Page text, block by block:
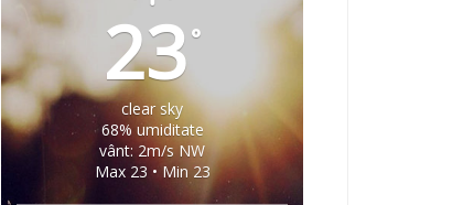
23°
clear sky
68% umiditate
vânt: 2m/s NW
Max 23 • Min 23